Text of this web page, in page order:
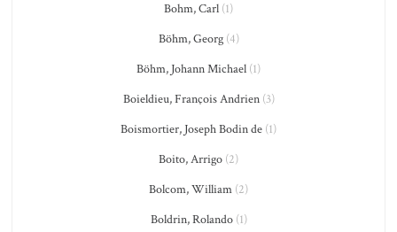
Bohm, Carl (1)
Böhm, Georg(4)
Böhm, Johann Michael (1)
Boieldieu, François Andrien(3)
Boismortier, Joseph Bodin de (1)
Boito, Arrigo (2)
Bolcom, William (2)
Boldrin, Rolando(1)